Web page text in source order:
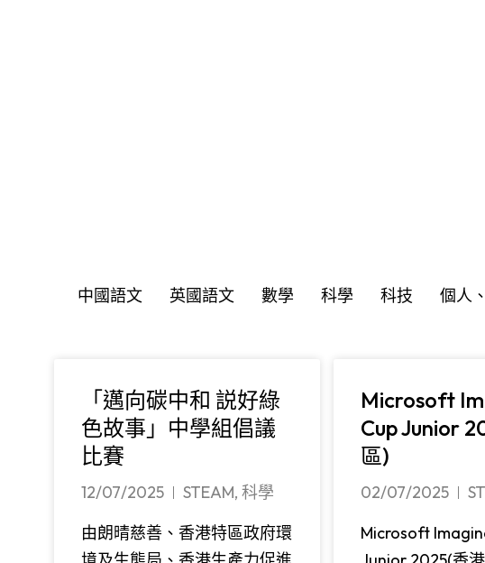
中國語文 英國語文 數學 個人
科學 科技
「邁向碳中和 説好綠
色故事」中學組倡議
比賽
12/07/2025 STEAM, 科學
由朗晴慈善、香港特區政府環
Microsoft
Cup Junior
區)
02/07/2025
Microsoft